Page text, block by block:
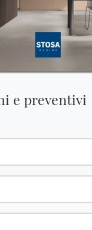
e preventivi